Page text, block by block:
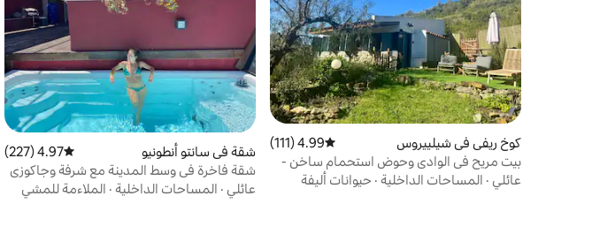
كوخ ريفي في شيلييروس متوسط التقييم 4.99 من 5، 111 مراجعات
4.99 (111)
بيت مريح في الوادي وحوض استحمام ساخن -
كاساس ريو فيردي
عائلي · المساحات الداخلية · حيوانات أليفة
شقة في سانتو أنطونيو متوسط التقييم 4.97 من 5، 227 مراجعات
4.97 (227)
شقة فاخرة في وسط المدينة مع شرفة وجاكوزي
عائلي · المساحات الداخلية · الملاءمة للمشي